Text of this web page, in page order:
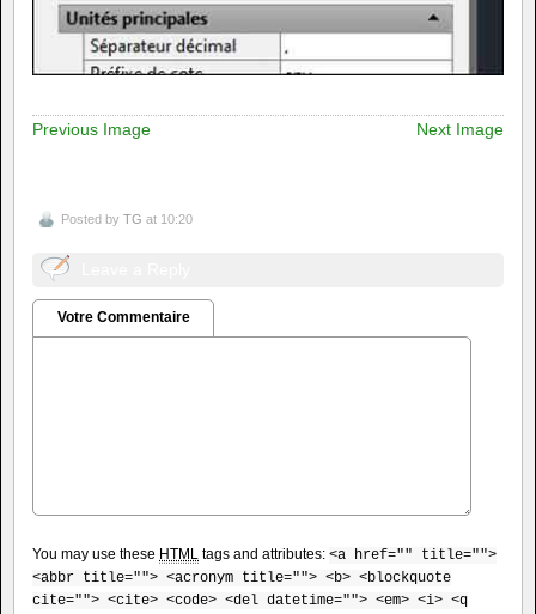
Previous Image Next Image
Posted by TG at 10:20
Votre Commentaire
You may use these HTML tags and attributes: <a href="" title="">
<abbr title=""> <acronym title=""> <b> <blockquote
cite=""> <cite> <code> <del datetime=""> <em> <i> <q